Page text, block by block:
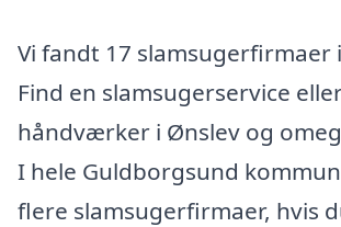
Vi fandt 17 slamsugerfirmaer
Find en slamsugerservice
håndværker i Ønslev og
I hele Guldborgsund
flere slamsugerfirmaer, hvis